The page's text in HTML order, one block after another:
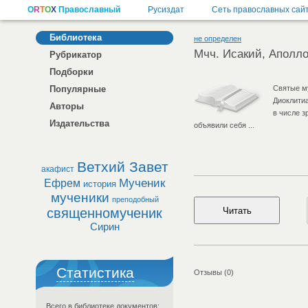
Библиотека
Рубрикатор
Подборки
Популярные
Авторы
Издательства
акафист Ветхий Завет
Ефрем история Мученик
мученики преподобный
священномученик
Сирин
Статистика
Всего в библиотеке документов:
не определен
Мчч. Исакий,
Святые
в числе
объявили себя ...
Отзывы (0)